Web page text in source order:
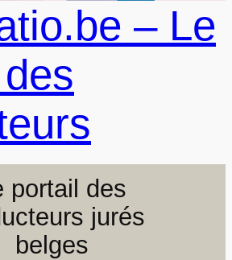
– Le
portail des
jurés
belges